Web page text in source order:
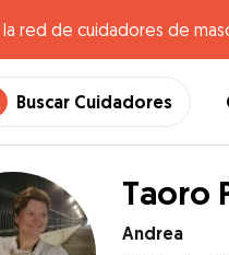
la red de cuidadores de
Buscar Cuidadores
Taoro
Andrea